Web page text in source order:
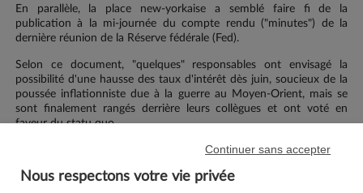
En parallèle, la place new-yorkaise a semblé faire fi de la
publication à la mi-journée du compte rendu ("minutes") de la
dernière réunion de la Réserve fédérale (Fed).
Selon ce document, "quelques" responsables ont envisagé la
possibilité d'une hausse des taux d'intérêt dès juin, soucieux de la
poussée inflationniste due à la guerre au Moyen-Orient, mais se
sont finalement rangés derrière leurs collègues et ont voté en
faveur du statu quo.
"Si l'on peut tirer des indications prospectives de ce compte-
de scénarios et ne s'engagera pas tant que les nouvelles données
Nous respectons votre vie privée
Continuer sans accepter